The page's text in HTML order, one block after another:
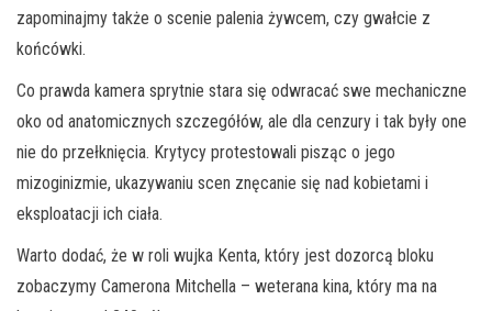
zapominajmy także o scenie palenia żywcem, czy gwałcie z
końcówki.
Co prawda kamera sprytnie stara się odwracać swe mechaniczne
oko od anatomicznych szczegółów, ale dla cenzury i tak były one
nie do przełknięcia. Krytycy protestowali pisząc o jego
mizoginizmie, ukazywaniu scen znęcanie się nad kobietami i
eksploatacji ich ciała.
Warto dodać, że w roli wujka Kenta, który jest dozorcą bloku
zobaczymy Camerona Mitchella – weterana kina, który ma na